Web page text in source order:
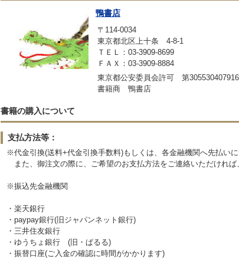
鴨書店
〒114-0034
東京都北区上十条 4-8-1
ＴＥＬ：03-3909-8699
ＦＡＸ：03-3909-8884
東京都公安委員会許可 第
書籍商 鴨書店
書籍の購入について
支払方法等：
※代金引換(送料+代金引換手数料)もしくは、各金融機関へ先払いに
また、御注文の際に、ご希望のお支払方法をご連絡いただければ
※振込先金融機関
・楽天銀行
・paypay銀行(旧ジャパンネット銀行)
・三井住友銀行
・ゆうちょ銀行 (旧・ぱるる)
・振替口座(ご入金の確認に時間がかかります)